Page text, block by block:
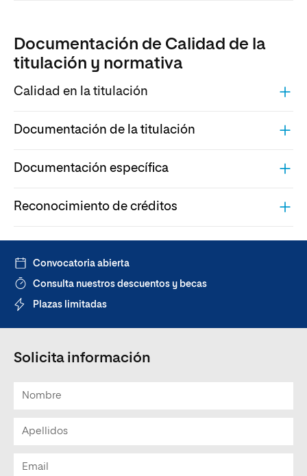
Documentación de Calidad de la
titulación y normativa
Calidad en la titulación
Documentación de la titulación
Documentación específica
Reconocimiento de créditos
Convocatoria abierta
Consulta nuestros descuentos y becas
Plazas limitadas
Solicita información